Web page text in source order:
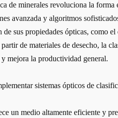
de minerales revoluciona la forma
avanzada y algoritmos
de sus propiedades ópticas, como
de materiales de desecho, la
mejora la productividad general.
sistemas ópticos de
un medio altamente eficiente y